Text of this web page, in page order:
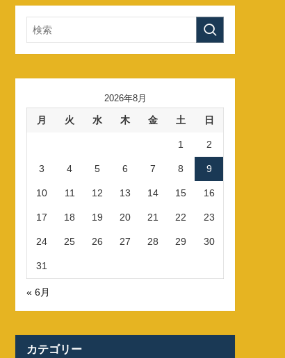
2026年8月
月 火 水 木 金 土 日
1 2
3 4 5 6 7 8 9
10 11 12 13 14 15 16
17 18 19 20 21 22 23
24 25 26 27 28 29 30
31
« 6月
カテゴリー